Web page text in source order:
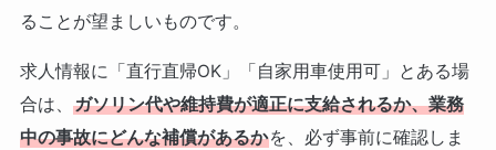
ることが望ましいものです。
求人情報に「直行直帰OK」「自家用車使用可」とある場
合は、 ガソリン代や維持費が適正に支給されるか、業務
中の事故にどんな補償があるかを、必ず事前に確認しま